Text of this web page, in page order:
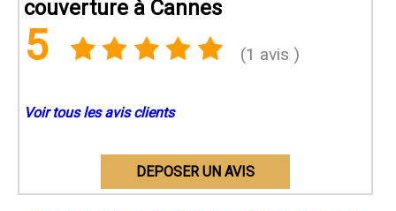
couverture à Cannes
5 (1 avis )
Voir tous les avis clients
DEPOSER UN AVIS